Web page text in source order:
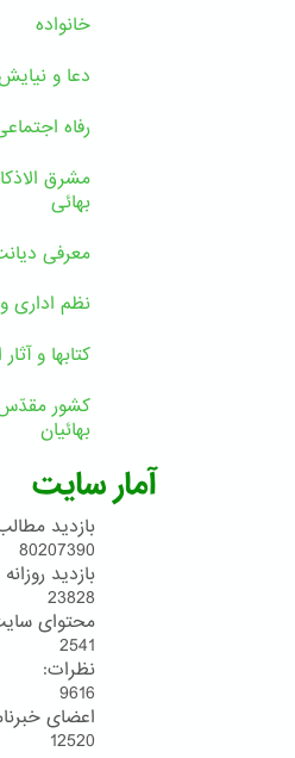
خانواده
دعا و
رفاه
مشرق
بهائی
معرفی
نظم اداری
کتابها و
کشور مقدّس
بهائیان
آمار سایت
بازدید
80207390
بازدید
23828
محتوای
2541
نظرات:
9616
اعضای
12520